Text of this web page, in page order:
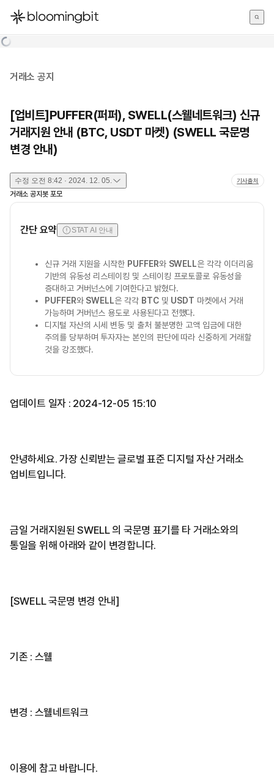
한국어
거래소 공지
[업비트]PUFFER(퍼퍼), SWELL(스웰네트워크) 신규
거래지원 안내 (BTC, USDT 마켓) (SWELL 국문명
변경 안내)
수정 오전 8:42 · 2024. 12. 05. 기사출처
거래소 공지봇 포모
간단 요약 STAT AI 안내
신규 거래 지원을 시작한 PUFFER와 SWELL은 각각 이더리움
기반의 유동성 리스테이킹 및 스테이킹 프로토콜로 유동성을
증대하고 거버넌스에 기여한다고 밝혔다.
PUFFER와 SWELL은 각각 BTC및 USDT 마켓에서 거래
가능하며 거버넌스 용도로 사용된다고 전했다.
디지털 자산의 시세 변동 및 출처 불분명한 고액 입금에 대한
주의를 당부하며 투자자는 본인의 판단에 따라 신중하게 거래할
것을 강조했다.
업데이트 일자 : 2024-12-05 15:10
안녕하세요. 가장 신뢰받는 글로벌 표준 디지털 자산 거래소
업비트입니다.
금일 거래지원된 SWELL 의 국문명 표기를 타 거래소와의
통일을 위해 아래와 같이 변경합니다.
[SWELL 국문명 변경 안내]
기존 : 스웰
변경 : 스웰네트워크
이용에 참고 바랍니다.